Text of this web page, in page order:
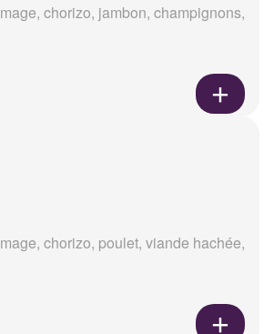
chorizo, jambon, champignons,
chorizo, poulet, viande hachée,